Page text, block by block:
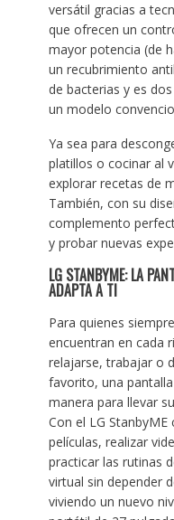
versátil gracias a
que ofrecen un
mayor potencia (de
un recubrimiento
de bacterias y es
un modelo
Ya sea para
platillos o cocinar al
explorar recetas de
También, con su
complemento
y probar nuevas
LG STANBYME: LA
ADAPTA A TI
Para quienes
encuentran en cada
relajarse, trabajar o
favorito, una
manera para llevar
Con el LG
películas, realizar
practicar las rutinas
virtual sin depender
viviendo un nuevo